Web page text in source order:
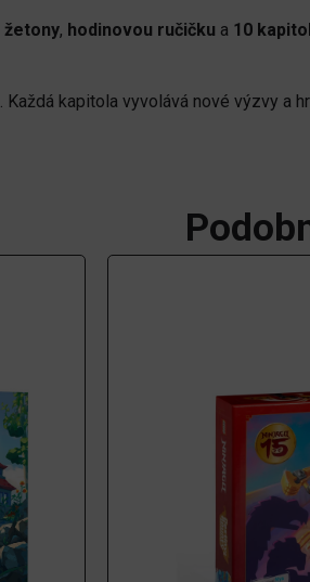
žetony, hodinovou ručičku a 10
. Každá kapitola vyvolává nové výzvy a